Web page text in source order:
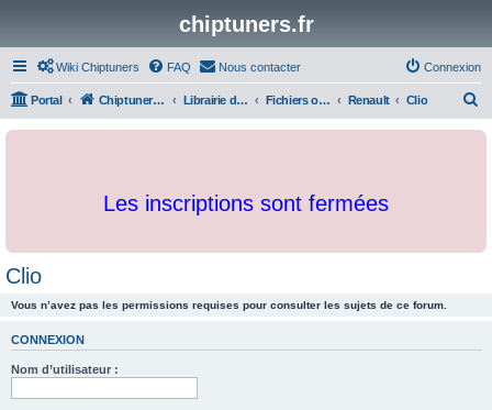
chiptuners.fr
Wiki Chiptuners FAQ Nous contacter Connexion
Portal Chiptuners.fr Librairie de documents et originaux Fichiers originaux Renault Clio
c
Les inscriptions sont fermées
Clio
Vous n’avez pas les permissions requises pour consulter les sujets de ce forum.
CONNEXION
Nom d’utilisateur :